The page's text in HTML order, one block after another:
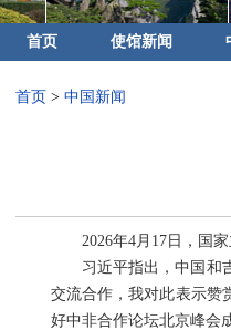
首页 使馆新闻
首页 > 中国新闻
2026年4月17日，国
习近平指出，中国和
交流合作，我对此表示赞
好中非合作论坛北京峰会